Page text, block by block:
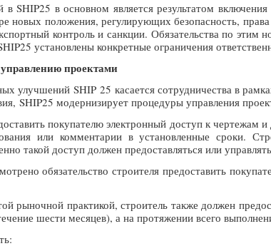
в SHIP25 в основном является результатом
новых положения, регулирующих безопасность,
контроль и санкции. Обязательства по
установлены конкретные ограничения
проектами
улучшений SHIP 25 касается сотрудничества в
SHIP25 модернизирует процедуры управления
покупателю электронный доступ к чертежам
или комментарии в установленные сроки.
такой доступ должен предоставляться или
обязательство строителя предоставить
рыночной практикой, строитель также должен
шести месяцев), а на протяжении всего